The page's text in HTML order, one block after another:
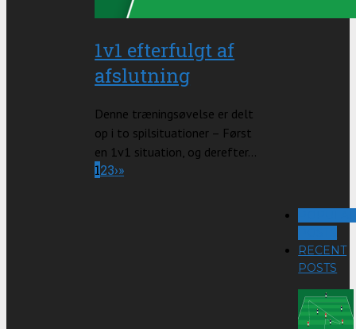
1v1 efterfulgt af
afslutning
Denne træningsøvelse er delt
op i to spilsituationer – Først
en 1v1 situation, og derefter...
123›»
RECENT
POSTS